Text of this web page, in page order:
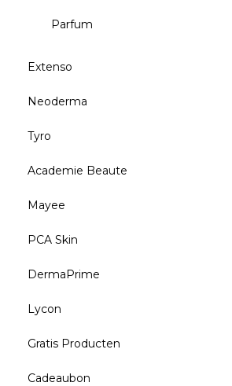
Parfum
Extenso
Neoderma
Tyro
Academie Beaute
Mayee
PCA Skin
DermaPrime
Lycon
Gratis Producten
Cadeaubon